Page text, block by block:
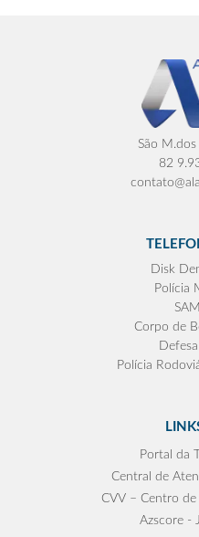
São
82
Disk
Polícia
Corpo de
Polícia
Portal da
Central de
CVV – Centro de
Azscore -